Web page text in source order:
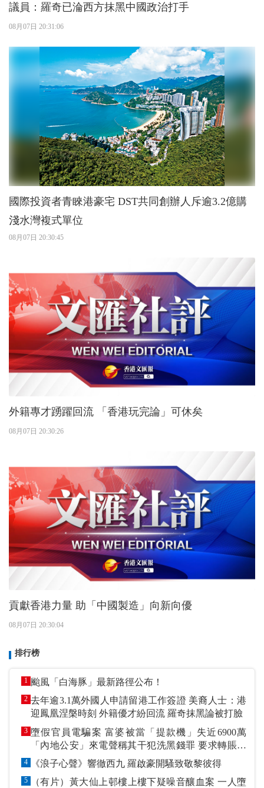
議員：羅奇已淪西方抹黑中國政治打手
08月07日 20:31:06
國際投資者青睞港豪宅 DST共同創辦人斥逾3.2億購
淺水灣複式單位
08月07日 20:30:45
外籍專才踴躍回流 「香港玩完論」可休矣
08月07日 20:30:26
貢獻香港力量 助「中國製造」向新向優
08月07日 20:30:04
排行榜
1 颱風「白海豚」最新路徑公布！
2 去年逾3.1萬外國人申請留港工作簽證 美裔人士：港
迎鳳凰涅槃時刻 外籍優才紛回流 羅奇抹黑論被打臉
3 墮假官員電騙案 富婆被當「提款機」失近6900萬
「內地公安」來電聲稱其干犯洗黑錢罪 要求轉賬到
指定戶口作「保證金」
4 《浪子心聲》響徹西九 羅啟豪開騷致敬黎彼得
5
（有片）黃大仙上邨樓上樓下疑噪音釀血案 一人墮